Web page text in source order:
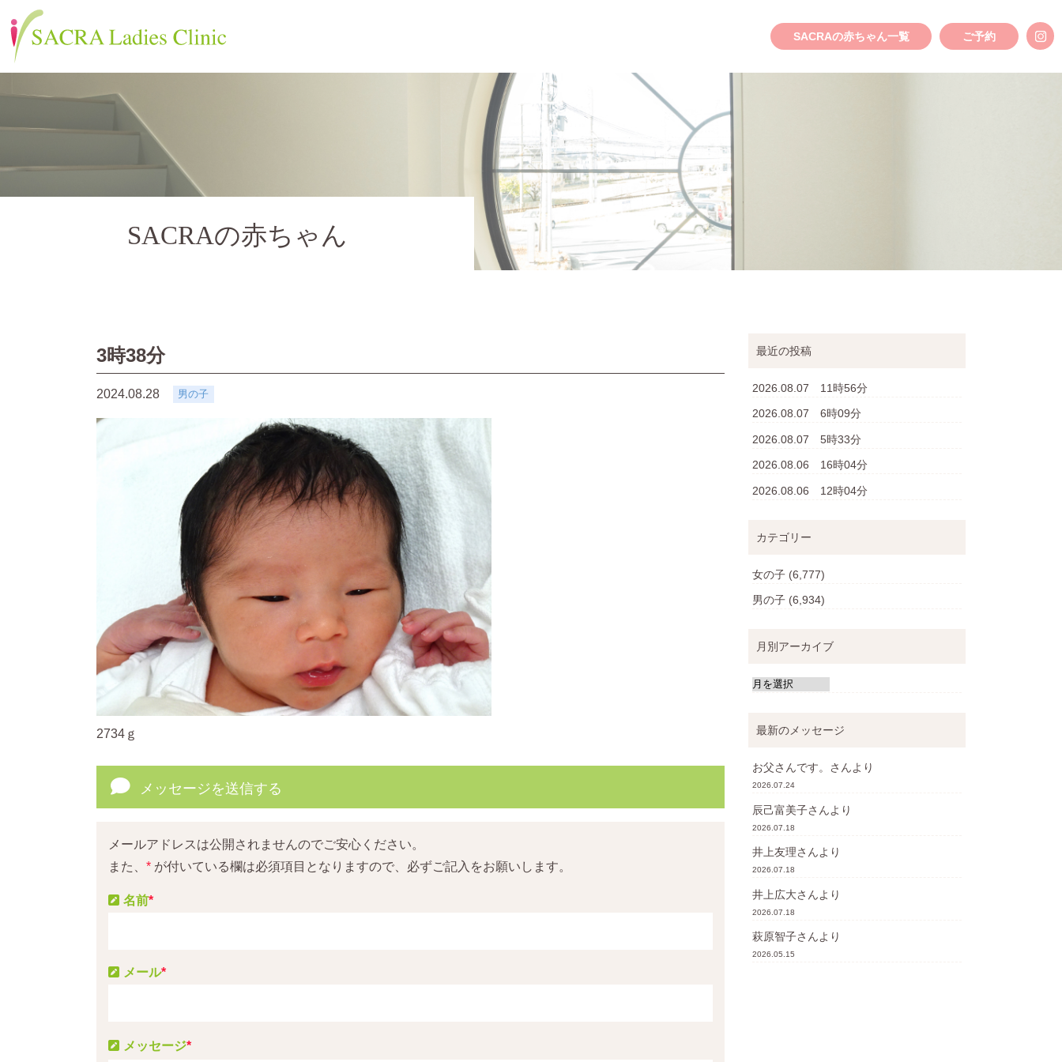
SACRAの赤ちゃん一覧 ご予約
SACRAの赤ちゃん
3時38分
2024.08.28 男の子
2734ｇ
メッセージを送信する
メールアドレスは公開されませんのでご安心ください。
また、 * が付いている欄は必須項目となりますので、必ずご記入をお願いします。
メッセージ*
名前*
メール*
最近の投稿
2026.08.07 11時56分
2026.08.07 6時09分
2026.08.07 5時33分
2026.08.06 16時04分
2026.08.06 12時04分
カテゴリー
女の子 (6,777)
男の子 (6,934)
月別アーカイブ
最新のメッセージ
お父さんです。 さんより
2026.07.24
辰己富美子さんより
2026.07.18
井上友理さんより
2026.07.18
井上広大さんより
2026.07.18
萩原智子さんより
2026.05.15